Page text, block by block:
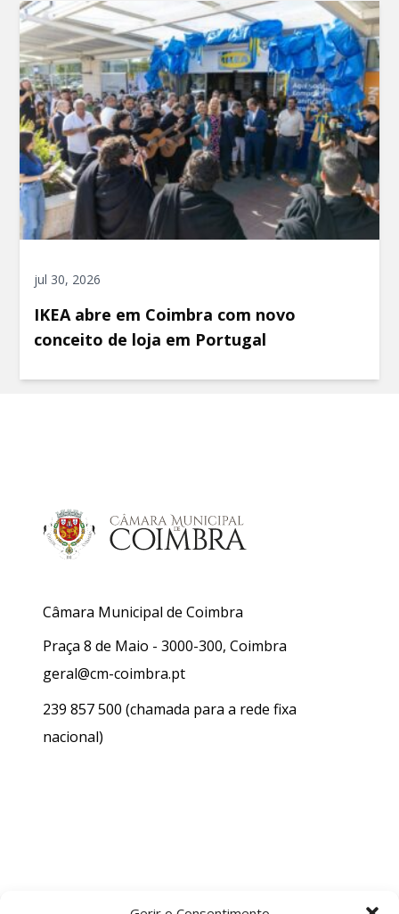
jul 30, 2026
IKEA abre em Coimbra com novo
conceito de loja em Portugal
Câmara Municipal de Coimbra
Praça 8 de Maio - 3000-300, Coimbra
geral@cm-coimbra.pt
239 857 500 (chamada para a rede fixa
nacional)